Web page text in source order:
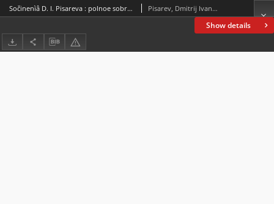
Show details
Sočinenìâ D. I. Pisareva : polnoe sobranìe v šesti tomah T. 6 Pisarev, Dmitrij Ivanovič (1840-1868)